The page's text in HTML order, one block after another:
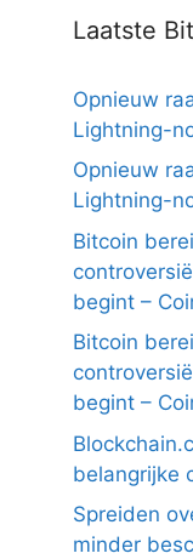
Laatste
Opnieuw
Lightning-
Opnieuw
Lightning-
Bitcoin
begint –
Bitcoin
begint –
belangrijke
Spreiden
minder